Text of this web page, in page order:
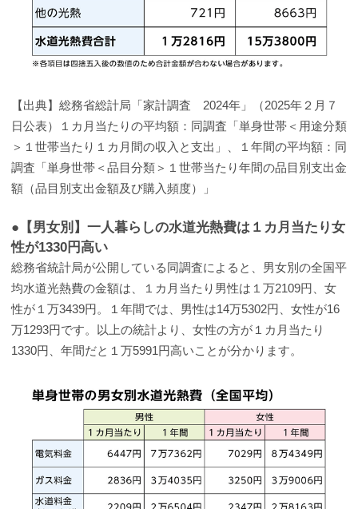
【出典】総務省総計局「家計調査 2024年」（2025年２月７
日公表）１カ月当たりの平均額：同調査「単身世帯＜用途分類
＞１世帯当たり１カ月間の収入と支出」、１年間の平均額：同
調査「単身世帯＜品目分類＞１世帯当たり年間の品目別支出金
額（品目別支出金額及び購入頻度）」
●【男女別】一人暮らしの水道光熱費は１カ月当たり女
性が1330円高い
総務省統計局が公開している同調査によると、男女別の全国平
均水道光熱費の金額は、１カ月当たり男性は１万2109円、女
性が１万3439円。１年間では、男性は14万5302円、女性が16
万1293円です。以上の統計より、女性の方が１カ月当たり
1330円、年間だと１万5991円高いことが分かります。